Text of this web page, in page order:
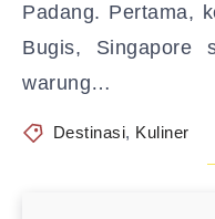
Padang. Pertama,
Bugis, Singapore
warung…
Destinasi, Kuliner